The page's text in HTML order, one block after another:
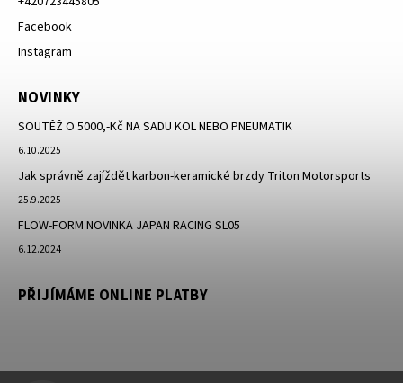
Facebook
Instagram
NOVINKY
SOUTĚŽ O 5000,-Kč NA SADU KOL NEBO PNEUMATIK
6.10.2025
Jak správně zajíždět karbon-keramické brzdy Triton Motorsports
25.9.2025
FLOW-FORM NOVINKA JAPAN RACING SL05
6.12.2024
PŘIJÍMÁME ONLINE PLATBY